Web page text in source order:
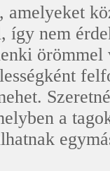
amelyeket
így nem
örömmel
a